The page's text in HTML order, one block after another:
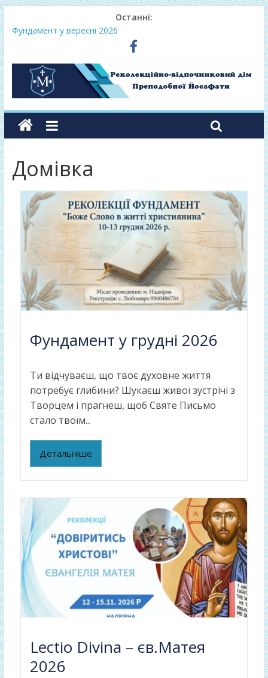
Останні:
Нове життя в Христі – осінь 2026
Одноденні реколекції «Таємниця Слова – від слухання до
переміни»
Фундамент у грудні 2026
Lectio Divina – єв.Матея 2026
Домівка
Фундамент у грудні 2026
Ти відчуваєш, що твоє духовне життя
потребує глибини? Шукаєш живої зустрічі з
Творцем і прагнеш, щоб Святе Письмо
стало твоїм...
Детальніше
Lectio Divina – єв.Матея
2026